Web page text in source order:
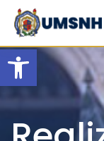
Open
Skip
content